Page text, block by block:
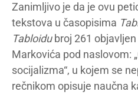
Zanimljivo je da je ovu
tekstova u časopisima
Tabloidubroj 261
Markovića pod naslovom:
socijalizma“, u kojem se
rečnikom opisuje naučna